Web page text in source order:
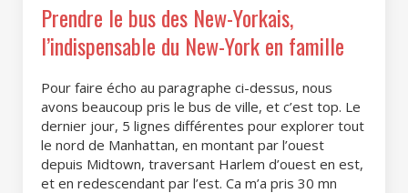
Prendre le bus des New-Yorkais,
l’indispensable du New-York en famille
Pour faire écho au paragraphe ci-dessus, nous
avons beaucoup pris le bus de ville, et c’est top. Le
dernier jour, 5 lignes différentes pour explorer tout
le nord de Manhattan, en montant par l’ouest
depuis Midtown, traversant Harlem d’ouest en est,
et en redescendant par l’est. Ca m’a pris 30 mn